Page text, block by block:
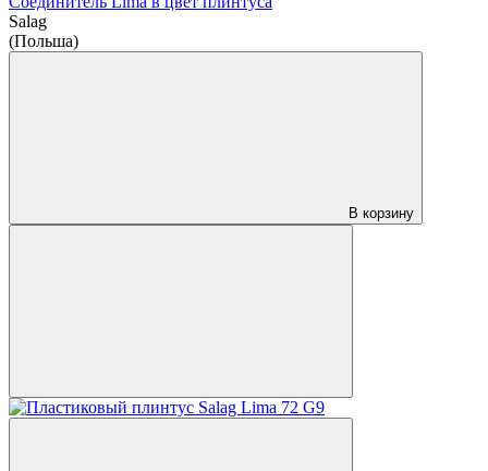
Salag
(Польша)
В корзину